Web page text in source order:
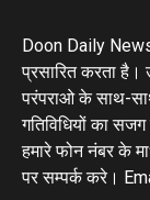
Doon Daily
प्रसारित करता है।
परंपराओ के साथ-
गतिविधियों का
हमारे फोन नंबर के
पर सम्पर्क करे।